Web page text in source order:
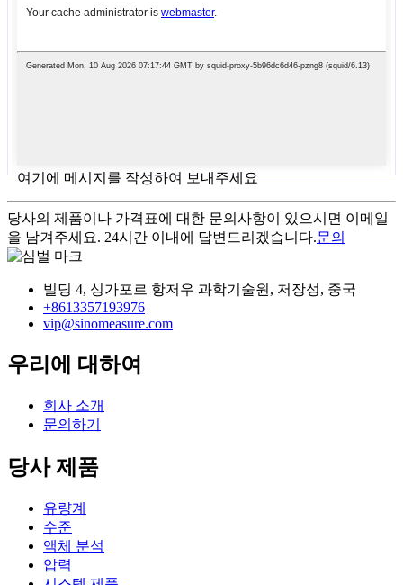
여기에 메시지를 작성하여 보내주세요
당사의 제품이나 가격표에 대한 문의사항이 있으시면 이메일
을 남겨주세요. 24시간 이내에 답변드리겠습니다.문의
빌딩 4, 싱가포르 항저우 과학기술원, 저장성, 중국
+8613357193976
vip@sinomeasure.com
우리에 대하여
회사 소개
문의하기
당사 제품
유량계
수준
액체 분석
압력